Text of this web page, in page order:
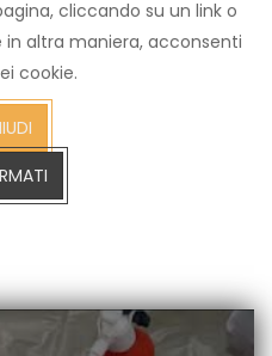
cliccando su un link o
in altra maniera, acconsenti
cookie.
FINO A GENNAIO 2023